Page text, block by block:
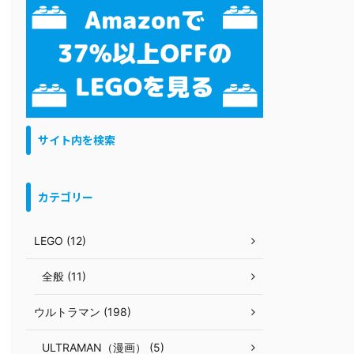
サイト内を検索
カテゴリー
LEGO (12)
全般 (11)
ウルトラマン (198)
ULTRAMAN（漫画） (5)